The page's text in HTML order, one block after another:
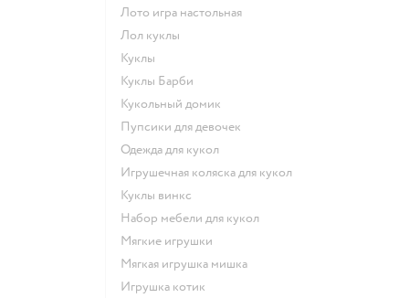
Лото игра настольная
Лол куклы
Куклы
Куклы Барби
Кукольный домик
Пупсики для девочек
Одежда для кукол
Игрушечная коляска для кукол
Куклы винкс
Набор мебели для кукол
Мягкие игрушки
Мягкая игрушка мишка
Игрушка котик